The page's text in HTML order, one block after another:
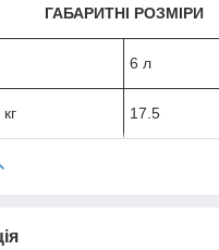
ГАБАРИТНІ РОЗМІРИ
6 л
17.5